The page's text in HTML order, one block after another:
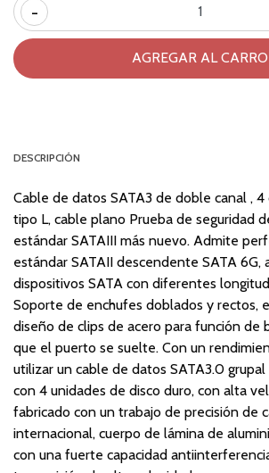
-
DESCRIPCIÓN
Cable de datos SATA3 de doble canal ,
tipo L, cable plano Prueba de seguridad
estándar SATAIII más nuevo. Admite
estándar SATAII descendente SATA 6G,
dispositivos SATA con diferentes
Soporte de enchufes doblados y rectos,
diseño de clips de acero para función de
que el puerto se suelte. Con un
utilizar un cable de datos SATA3.0
con 4 unidades de disco duro, con alta
fabricado con un trabajo de precisión de
internacional, cuerpo de lámina de
con una fuerte capacidad